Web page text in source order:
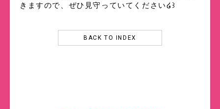
きますので、ぜひ見守っていてください໒꒱
BACK TO INDEX